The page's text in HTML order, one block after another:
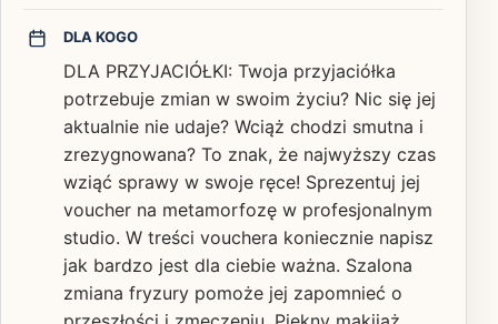
DLA KOGO
DLA PRZYJACIÓŁKI: Twoja przyjaciółka
potrzebuje zmian w swoim życiu? Nic się jej
aktualnie nie udaje? Wciąż chodzi smutna i
zrezygnowana? To znak, że najwyższy czas
wziąć sprawy w swoje ręce! Sprezentuj jej
voucher na metamorfozę w profesjonalnym
studio. W treści vouchera koniecznie napisz
jak bardzo jest dla ciebie ważna. Szalona
zmiana fryzury pomoże jej zapomnieć o